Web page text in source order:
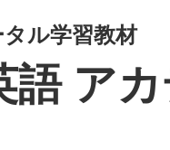
ル学習教材
語 ア